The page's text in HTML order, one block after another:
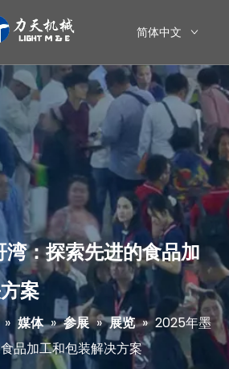
简体中文
العربية
Pусский
Español
：探索先进的食品加
案
» 媒体 » 参展 » 展览 » 2025年墨
品加工和包装解决方案